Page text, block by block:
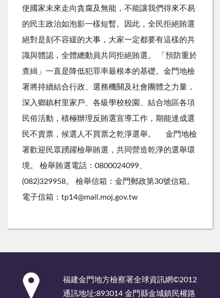
使國家未來走向貪腐及無能，不能讓我們得來不易
的民主政治如泡影一樣短暫。因此，全民拒絕賄選
絕對是刻不容緩的大事，大家一定都要有這樣的共
識與體認，全體總動員共同拒絕賄選。 「預防重於
查緝」一直是降低犯罪率最根本的基礎。金門地檢
署將持續結合行政、選務機關及社會團體之力量，
深入鄉鎮村里家戶、各級學校校園、結合地區各項
民俗活動，積極辦理反賄選宣導工作，期能達成選
民不賣票，候選人不買票之乾淨選舉。 金門地檢
署歡迎民眾踴躍檢舉賄選，共同營造乾淨的選舉環
境。 檢舉賄選電話：0800024099、
(082)329958。 檢舉信箱：金門郵政第30號信箱。
電子信箱：tp14@mail.moj.gov.tw
福建金門地方檢察署全球資訊網©2012
通訊地址:893014 金門縣金城鎮民權路